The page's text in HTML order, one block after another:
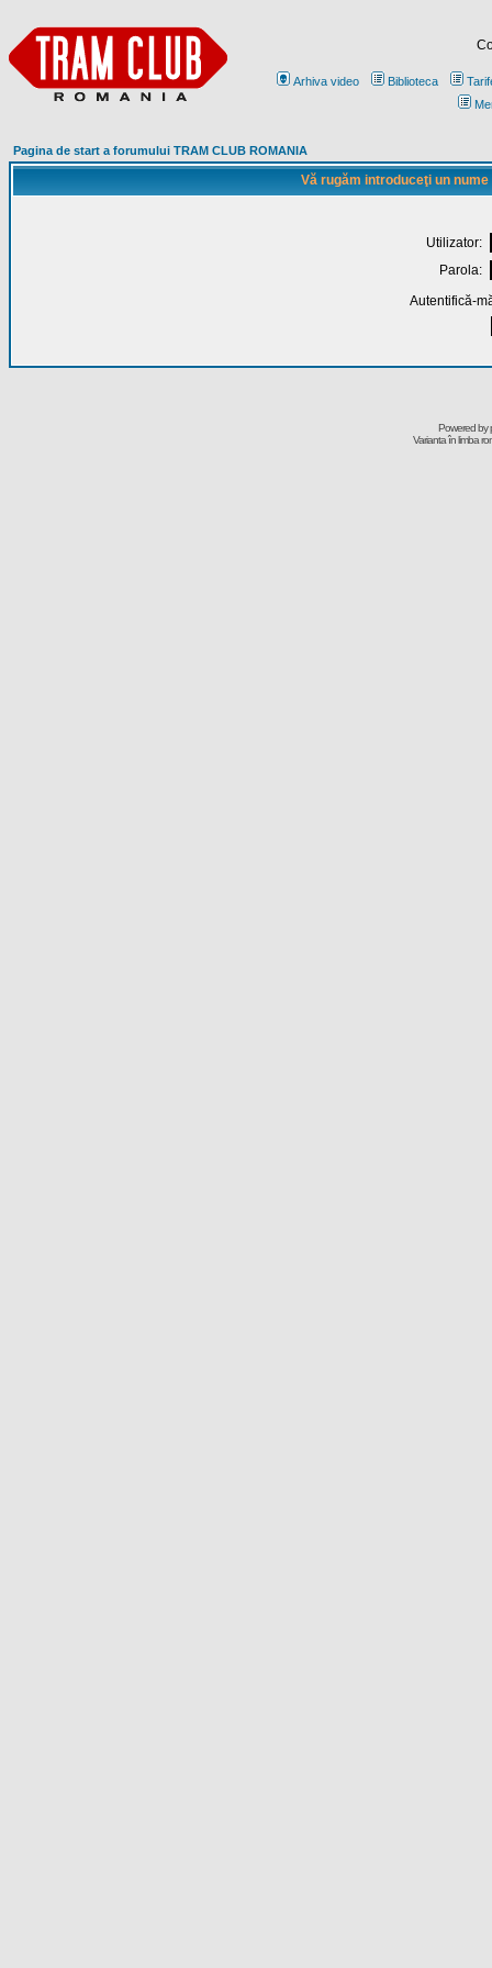
Arhiva video Biblioteca
Pagina de start a forumului TRAM CLUB ROMANIA
Vă rugăm introduceţi un
Utilizator:
Parola:
Autentifică-
Powered by
Varianta în limba